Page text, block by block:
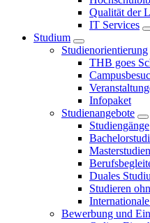
Qualität der
IT Services
Studium
Studienorientierung
THB goes
Infopaket
Studienangebote
Studiengänge
Duales
Studieren
Bewerbung und